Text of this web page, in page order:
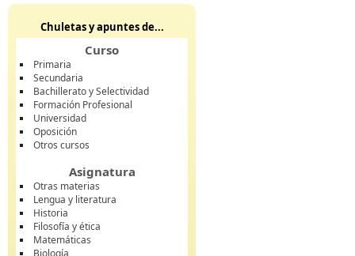
Chuletas y apuntes de...
Curso
Primaria
Secundaria
Bachillerato y Selectividad
Formación Profesional
Universidad
Oposición
Otros cursos
Asignatura
Otras materias
Lengua y literatura
Historia
Filosofía y ética
Matemáticas
Biología